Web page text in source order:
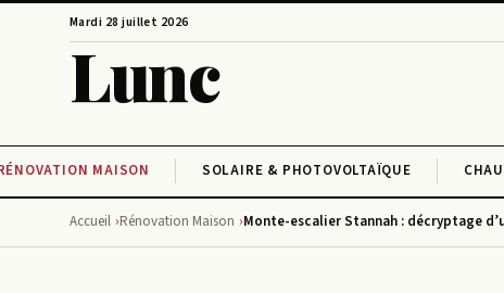
Mardi 28 juillet 2026
Lunc
MAISON SOLAIRE & PHOTOVOLTAÏQUE
Accueil Rénovation Maison Monte-escalier Stannah : décryptage